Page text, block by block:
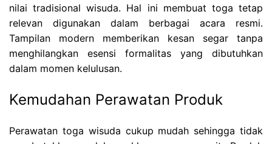
nilai tradisional wisuda. Hal ini membuat toga tetap
relevan digunakan dalam berbagai acara resmi.
Tampilan modern memberikan kesan segar tanpa
menghilangkan esensi formalitas yang dibutuhkan
dalam momen kelulusan.
Kemudahan Perawatan Produk
Perawatan toga wisuda cukup mudah sehingga tidak